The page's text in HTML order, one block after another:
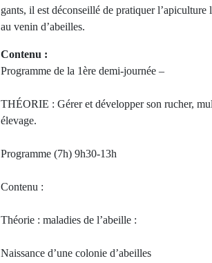
gants, il est déconseillé de pratiquer l’apiculture
au venin d’abeilles.
Contenu :
Programme de la 1ère demi-journée –
THÉORIE : Gérer et développer son rucher,
élevage.
Programme (7h) 9h30-13h
Contenu :
Théorie : maladies de l’abeille :
Naissance d’une colonie d’abeilles